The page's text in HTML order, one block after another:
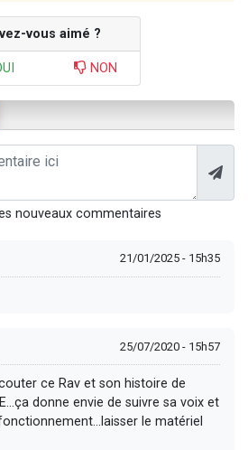
vous aimé ?
NON
nouveaux commentaires
21/01/2025 - 15h35
25/07/2020 - 15h57
ce Rav et son histoire de
donne envie de suivre sa voix et
le matériel